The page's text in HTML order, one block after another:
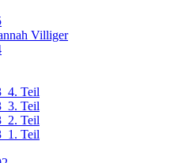
Villiger
Teil
Teil
Teil
Teil